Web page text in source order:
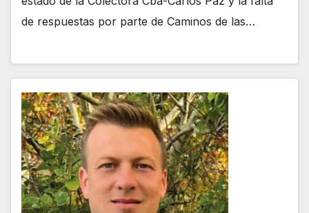
de respuestas por parte de Caminos de las…